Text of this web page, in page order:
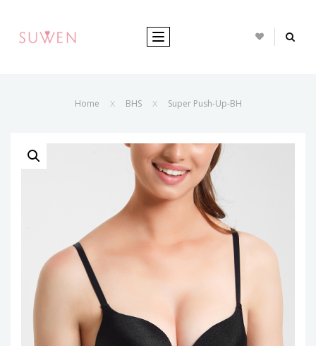
TOGGLE NAVIGATION
Home X BHS X Super Push-Up-BH